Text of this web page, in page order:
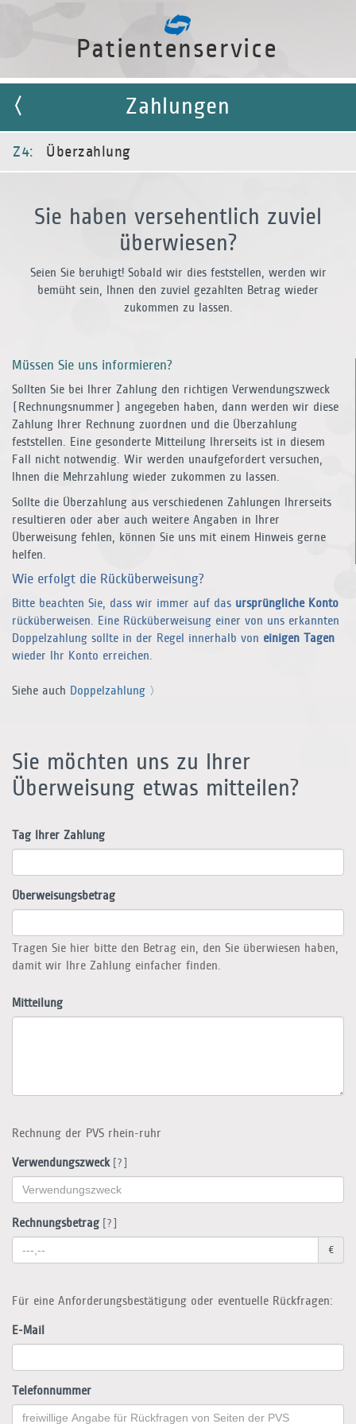
Patientenservice
Zahlungen
Z4: Überzahlung
Sie haben versehentlich zuviel
überwiesen?
Seien Sie beruhigt! Sobald wir dies feststellen, werden wir
bemüht sein, Ihnen den zuviel gezahlten Betrag wieder
zukommen zu lassen.
Müssen Sie uns informieren?
Sollten Sie bei Ihrer Zahlung den richtigen Verwendungszweck
(Rechnungsnummer) angegeben haben, dann werden wir diese
Zahlung Ihrer Rechnung zuordnen und die Überzahlung
feststellen. Eine gesonderte Mitteilung Ihrerseits ist in diesem
Fall nicht notwendig. Wir werden unaufgefordert versuchen,
Ihnen die Mehrzahlung wieder zukommen zu lassen.
Sollte die Überzahlung aus verschiedenen Zahlungen Ihrerseits
resultieren oder aber auch weitere Angaben in Ihrer
Überweisung fehlen, können Sie uns mit einem Hinweis gerne
helfen.
Wie erfolgt die Rücküberweisung?
Bitte beachten Sie, dass wir immer auf das ursprüngliche Konto
rück­überweisen. Eine Rück­überweisung einer von uns erkannten
Doppelzahlung sollte in der Regel innerhalb von einigen Tagen
wieder Ihr Konto erreichen.
Siehe auch Doppelzahlung
Sie möchten uns zu Ihrer
Überweisung etwas mitteilen?
Tag Ihrer Zahlung
Überweisungsbetrag
Tragen Sie hier bitte den Betrag ein, den Sie überwiesen haben,
damit wir Ihre Zahlung einfacher finden.
Mitteilung
Rechnung der PVS rhein-ruhr
Verwendungszweck [?]
Rechnungsbetrag [?]
€
Für eine Anforderungsbestätigung oder eventuelle Rückfragen:
E-Mail
Telefonnummer